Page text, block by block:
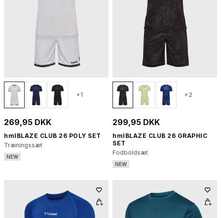
+1
269,95 DKK
hmlBLAZE CLUB 26 POLY SET
Træningssæt
NEW
+2
299,95 DKK
hmlBLAZE CLUB 26 GRAPHIC
SET
Fodboldsæt
NEW